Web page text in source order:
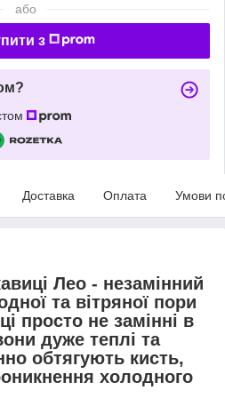
або
з
Доставка Оплата Умови
Лео - незамінний
та вітряної пори
просто не замінні в
дуже теплі та
обтягують кисть,
холодного